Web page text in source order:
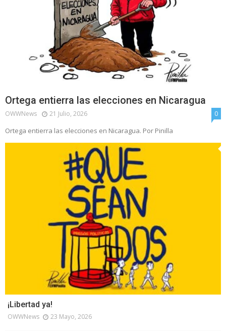
Ortega entierra las elecciones en Nicaragua
OWWNews 21 Julio, 2026 0
Ortega entierra las elecciones en Nicaragua. Por Pinilla
¡Libertad ya!
OWWNews 23 Mayo, 2026